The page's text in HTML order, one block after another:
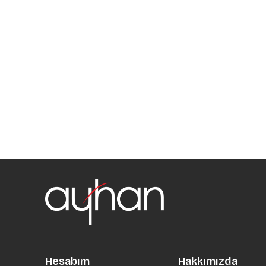
Hesabım Hakkımızda